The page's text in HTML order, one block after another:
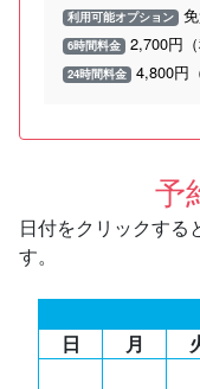
利用可能オプション 免
6時間料金 2,700円（
24時間料金 4,800円
予
日付をクリックする
す。
日
月